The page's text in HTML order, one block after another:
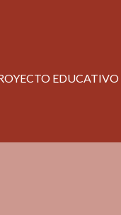
EDUCATIVO